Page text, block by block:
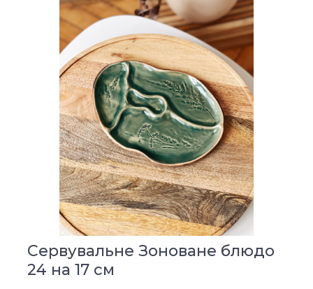
Сервувальне Зоноване блюдо
24 на 17 см